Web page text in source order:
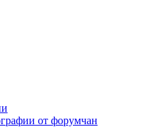
от форумчан